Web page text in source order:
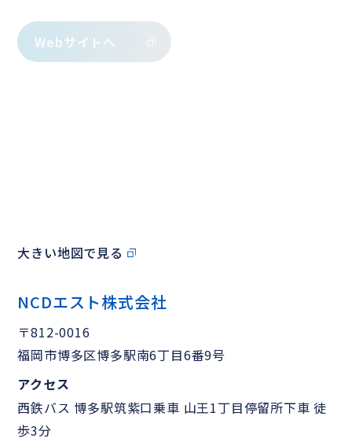
Webサイトへ
大きい地図で見る
NCDエスト株式会社
〒812-0016
福岡市博多区博多駅南6丁目6番9号
アクセス
西鉄バス 博多駅筑紫口乗車 山王1丁目停留所下車 徒
歩3分